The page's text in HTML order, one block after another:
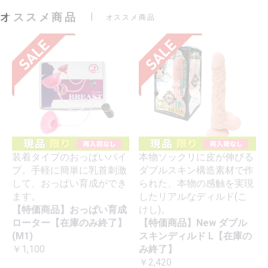
オススメ商品 オススメ商品
装着タイプのおっぱいバイ
ブ。手軽に簡単に乳首刺激
して、おっぱい育成ができ
ます。
【特価商品】おっぱい育成
ローター【在庫のみ終了】
(M1)
￥1,100
本物ソックリに皮が伸びる
ダブルスキン構造素材で作
られた、本物の感触を実現
したリアルなディルド(こ
けし)。
【特価商品】New ダブル
スキンディルド L【在庫の
み終了】
￥2,420